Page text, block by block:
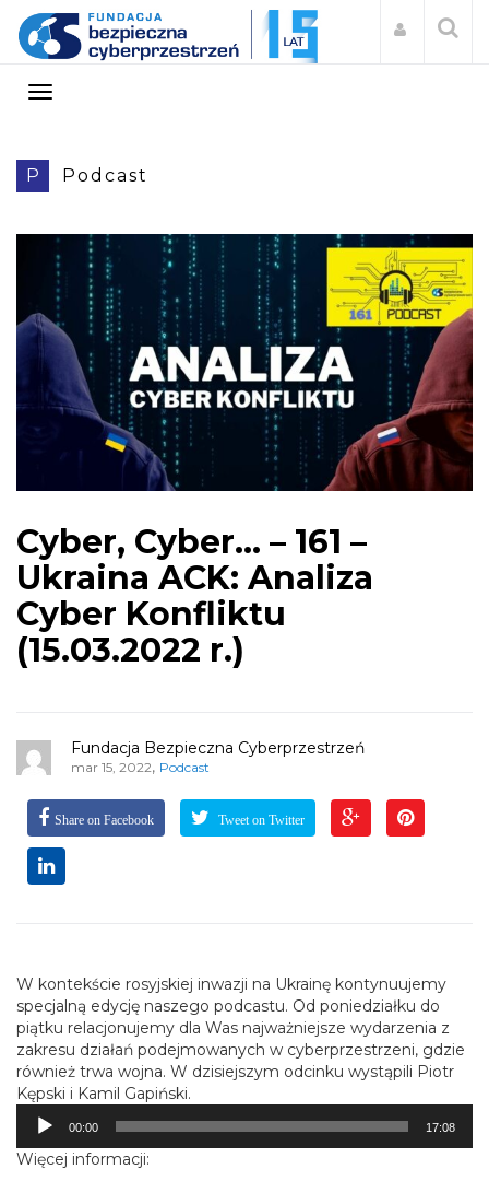
P Podcast
Cyber, Cyber… – 161 –
Ukraina ACK: Analiza
Cyber Konfliktu
(15.03.2022 r.)
Fundacja Bezpieczna Cyberprzestrzeń
mar 15, 2022, Podcast
Share on Facebook Tweet on Twitter
W kontekście rosyjskiej inwazji na Ukrainę kontynuujemy
specjalną edycję naszego podcastu. Od poniedziałku do
piątku relacjonujemy dla Was najważniejsze wydarzenia z
zakresu działań podejmowanych w cyberprzestrzeni, gdzie
również trwa wojna. W dzisiejszym odcinku wystąpili Piotr
Kępski i Kamil Gapiński.
Odtwarzacz
plików
dźwiękowych
00:00 17:08
Więcej informacji: